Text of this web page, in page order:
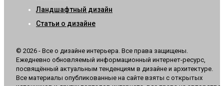
Ландшафтный дизайн
Статьи о дизайне
© 2026 - Все о дизайне интерьера. Все права защищены.
Ежедневно обновляемый информационный интернет-ресурс,
посвящённый актуальным тенденциям в дизайне и архитектуре.
Все материалы опубликованные на сайте взяты с открытых